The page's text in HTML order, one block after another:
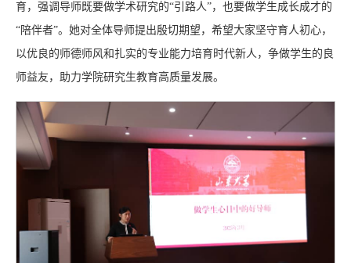
育，强调导师既要做学术研究的“引路人”，也要做学生成长成才的
“陪伴者”。她对全体导师提出殷切期望，希望大家坚守育人初心，
以优良的师德师风和扎实的专业能力培育时代新人，争做学生的良
师益友，助力学院研究生教育高质量发展。